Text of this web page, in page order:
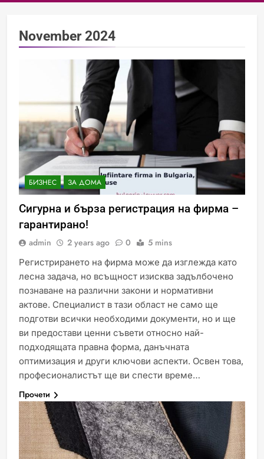
November 2024
БИЗНЕС ЗА ДОМА
Сигурна и бърза регистрация на фирма –
гарантирано!
admin 2 years ago 0 5 mins
Регистрирането на фирма може да изглежда като
лесна задача, но всъщност изисква задълбочено
познаване на различни закони и нормативни
актове. Специалист в тази област не само ще
подготви всички необходими документи, но и ще
ви предостави ценни съвети относно най-
подходящата правна форма, данъчната
оптимизация и други ключови аспекти. Освен това,
професионалистът ще ви спести време…
Прочети